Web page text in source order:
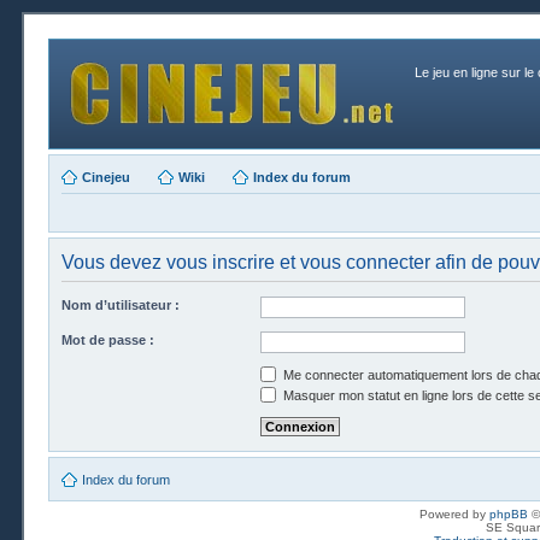
Le jeu en ligne sur le
Cinejeu Wiki Index du forum
Vous devez vous inscrire et vous connecter afin de
Nom d’utilisateur :
Mot de passe :
Me connecter automatiquement lors de
Masquer mon statut en ligne lors de cette
Index du forum
Powered by phpBB
SE